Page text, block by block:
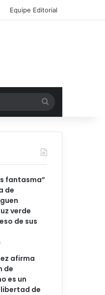
Equipe Editorial
fantasma”
de
verde
de sus
afirma
de
es un
de